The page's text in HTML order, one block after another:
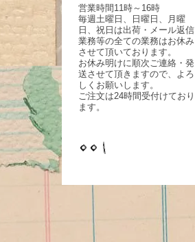
営業時間11時～16時
毎週土曜日、日曜日、月曜
日、祝日は出荷・メール返信
業務等の全ての業務はお休み
させて頂いております。
お休み明けに順次ご連絡・発
送させて頂きますので、よろ
しくお願いします。
ご注文は24時間受付けており
ます。